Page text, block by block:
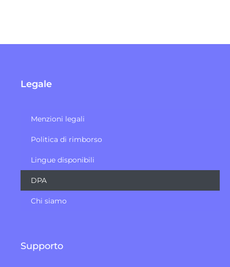
Legale
Menzioni legali
Politica di rimborso
Lingue disponibili
DPA
Chi siamo
Supporto